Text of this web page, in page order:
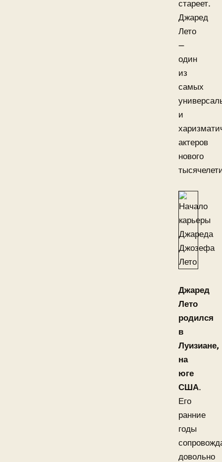
стареет.
Джаред
Лето
—
один
из
самых
и
актеров
нового
Джаред
Лето
родился
в
Луизиане,
на
юге
США.
Его
ранние
годы
довольно